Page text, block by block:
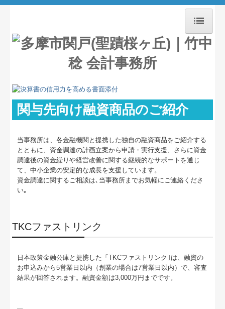
ホーム
経営理念
業務案内
セミナー及び活動案内
交通案内
料金について
書面添付制度のご紹介
黒字決算に役立つTKCシステム
関与先向け融資商品のご紹介
当事務所は、各金融機関と提携した独自の融資商品をご紹介する
とともに、資金調達の計画立案から申請・実行支援、さらに資金
調達後の資金繰りや経営改善に関する継続的なサポートを通じ
て、中小企業の安定的な成長を支援しています。
資金調達に関するご相談は､当事務所までお気軽にご連絡くださ
い｡
TKCファストリンク
日本政策金融公庫と提携した「TKCファストリンク｣は、融資の
お申込みから5営業日以内（創業の場合は7営業日以内）で、審査
結果が回答されます。融資金額は3,000万円までです。